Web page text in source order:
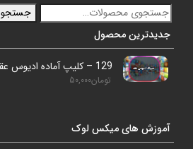
جستجو
جدیدترین محصول
129 – کلیپ آماده ادیوس عقد
تومان50,000
آموزش های میکس لوک